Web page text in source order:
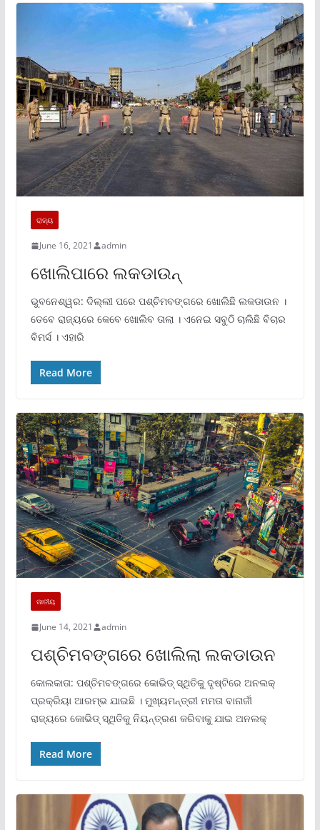
ରାଜ୍ୟ
June 16, 2021 admin
ଖୋଲିପାରେ ଲକଡାଉନ୍‌
ଭୁବନେଶ୍ୱର: ଦିଲ୍ଲୀ ପରେ ପଶ୍ଚିମବଙ୍ଗରେ ଖୋଲିଛି ଲକଡାଉନ ।
ତେବେ ରାଜ୍ୟରେ କେବେ ଖୋଲିବ ତାଲା । ଏନେଇ ସବୁଠି ଚାଲିଛି ବିଚାର
ବିମର୍ସ । ଏହାରି
Read More
ଜାତୀୟ
June 14, 2021 admin
ପଶ୍ଚିମବଙ୍ଗରେ ଖୋଲିଲା ଲକଡାଉନ
କୋଲକାତା: ପଶ୍ଚିମବଙ୍ଗରେ କୋଭିଡ୍ ସ୍ଥିତିକୁ ଦୃଷ୍ଟିରେ ଅନଲକ୍
ପ୍ରକ୍ରିୟା ଆରମ୍ଭ ଯାଇଛି । ମୁଖ୍ୟମନ୍ତ୍ରୀ ମମତା ବାନାର୍ଜୀ
ରାଜ୍ୟରେ କୋଭିଡ୍ ସ୍ଥିତିକୁ ନିୟନ୍ତ୍ରଣ କରିବାକୁ ଯାଇ ଅନଲକ୍
Read More